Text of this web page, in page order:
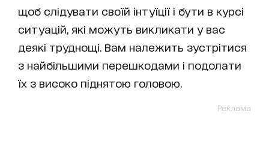
щоб слідувати своїй інтуїції і бути в курсі
ситуацій, які можуть викликати у вас
деякі труднощі. Вам належить зустрітися
з найбільшими перешкодами і подолати
їх з високо піднятою головою.
Реклама